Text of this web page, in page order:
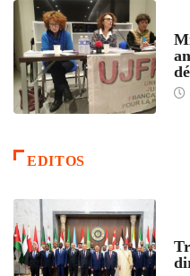
EDITOS